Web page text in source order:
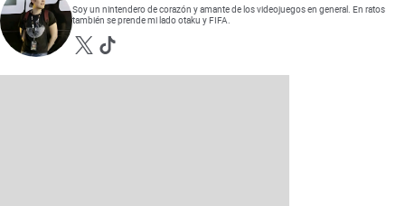
Soy un nintendero de corazón y amante de los videojuegos en general. En ratos
también se prende mi lado otaku y FIFA.
Opens in new window
Opens in new window